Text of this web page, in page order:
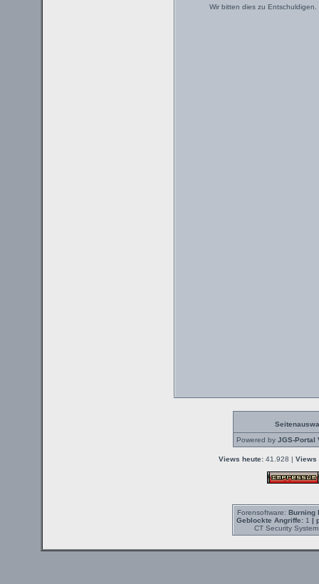
Wir bitten dies zu Entschuldigen.
Powered by JGS-Portal
Views heute: 41.928 | Views
Forensoftware: Burning
Geblockte Angriffe:1 |
CT Security